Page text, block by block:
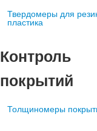
Твердомеры для
пластика
Контроль
покрытий
Толщиномеры